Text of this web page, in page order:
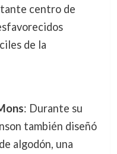
centro de
de la
: Durante su
también diseñó
algodón, una